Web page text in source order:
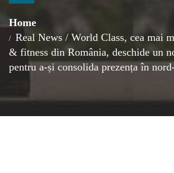
Home
Real News / World Class, cea mai
& fitness din România, deschide un
pentru a-și consolida prezența în